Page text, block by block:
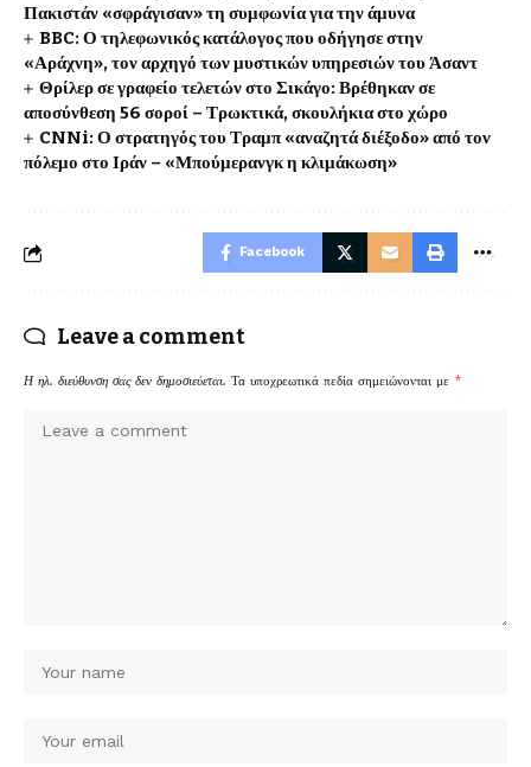
Πακιστάν «σφράγισαν» τη συμφωνία για την άμυνα
BBC: Ο τηλεφωνικός κατάλογος που οδήγησε στην
«Αράχνη», τον αρχηγό των μυστικών υπηρεσιών του Άσαντ
Θρίλερ σε γραφείο τελετών στο Σικάγο: Βρέθηκαν σε
αποσύνθεση 56 σοροί – Τρωκτικά, σκουλήκια στο χώρο
CNNi: Ο στρατηγός του Τραμπ «αναζητά διέξοδο» από τον
πόλεμο στο Ιράν – «Μπούμερανγκ η κλιμάκωση»
Facebook
Leave a comment
Η ηλ. διεύθυνση σας δεν δημοσιεύεται. Τα υποχρεωτικά πεδία σημειώνονται με *